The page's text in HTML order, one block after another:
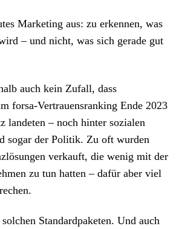
Marketing aus: zu erkennen, was
– und nicht, was sich gerade gut
auch kein Zufall, dass
forsa-Vertrauensranking Ende 2023
landeten – noch hinter sozialen
sogar der Politik. Zu oft wurden
verkauft, die wenig mit der
zu tun hatten – dafür aber viel
Standardpaketen. Und auch